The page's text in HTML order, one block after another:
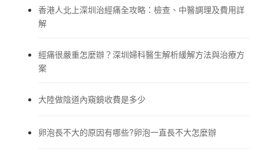
香港人北上深圳治經痛全攻略：檢查、中醫調理及費用詳
解
經痛很嚴重怎麼辦？深圳婦科醫生解析緩解方法與治療方
案
大陸做陰道內窺鏡收費是多少
卵泡長不大的原因有哪些?卵泡一直長不大怎麼辦